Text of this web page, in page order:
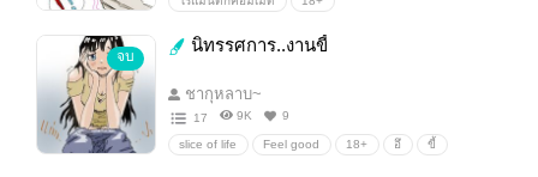
จบ
นิทรรศการ..งานขี้
ชากุหลาบ~
17 9K 9
slice of life Feel good 18+ อึ ขี้